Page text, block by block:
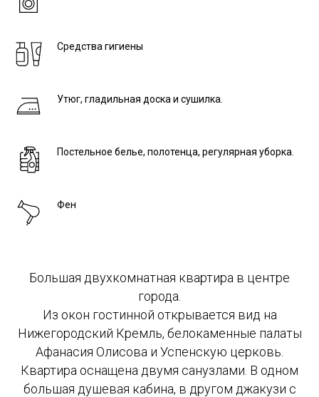
Средства гигиены
Утюг, гладильная доска и сушилка.
Постельное белье, полотенца, регулярная уборка.
Фен
Большая двухкомнатная квартира в центре
города.
Из окон гостинной открывается вид на
Нижегородский Кремль, белокаменные палаты
Афанасия Олисова и Успенскую церковь.
Квартира оснащена двумя санузлами. В одном
большая душевая кабина, в другом джакузи с